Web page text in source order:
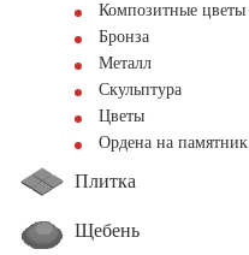
Композитные цветы
Бронза
Металл
Скульптура
Цветы
Ордена на памятник
Плитка
Щебень